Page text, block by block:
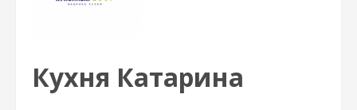
Кухня Катарина